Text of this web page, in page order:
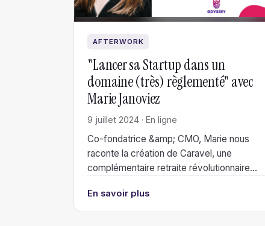
AFTERWORK
"Lancer sa Startup dans un
domaine (très) règlementé" avec
Marie Janoviez
9 juillet 2024 · En ligne
Co-fondatrice &amp; CMO, Marie nous
raconte la création de Caravel, une
complémentaire retraite révolutionnaire
En savoir plus